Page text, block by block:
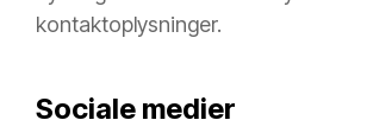
kontaktoplysninger.
Sociale medier